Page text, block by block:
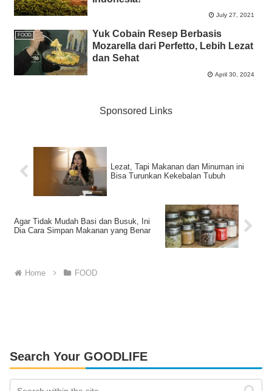
July 27, 2021
FOOD
Yuk Cobain Resep Berbasis
Mozarella dari Perfetto, Lebih Lezat
dan Sehat
April 30, 2024
Sponsored Links
Lezat, Tapi Makanan dan Minuman ini
Bisa Turunkan Kekebalan Tubuh
Agar Tidak Mudah Basi dan Busuk, Ini
Dia Cara Simpan Makanan yang Benar
Home FOOD
Search Your GOODLIFE